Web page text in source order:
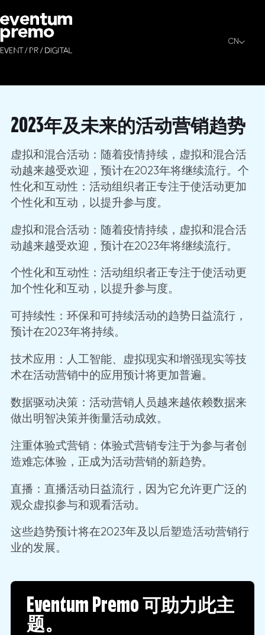
CN
2023年及未来的活动营销趋
我们在迪拜、MENA、亚洲及全球策划并制作品牌
2023年及未来的活动营销趋势
虚拟和混合活动：随着疫情持续，虚拟和混合活
动越来越受欢迎，预计在2023年将继续流行。个
性化和互动性：活动组织者正专注于使活动更加
个性化和互动，以提升参与度。
虚拟和混合活动：随着疫情持续，虚拟和混合活
动越来越受欢迎，预计在2023年将继续流行。
个性化和互动性：活动组织者正专注于使活动更
加个性化和互动，以提升参与度。
可持续性：环保和可持续活动的趋势日益流行，
预计在2023年将持续。
技术应用：人工智能、虚拟现实和增强现实等技
术在活动营销中的应用预计将更加普遍。
数据驱动决策：活动营销人员越来越依赖数据来
做出明智决策并衡量活动成效。
注重体验式营销：体验式营销专注于为参与者创
造难忘体验，正成为活动营销的新趋势。
直播：直播活动日益流行，因为它允许更广泛的
观众虚拟参与和观看活动。
这些趋势预计将在2023年及以后塑造活动营销行
业的发展。
Eventum Premo 可助力此主
题。